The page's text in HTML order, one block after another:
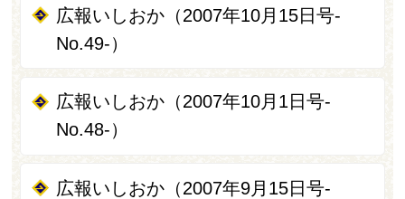
広報いしおか（2007年10月15日号-
No.49-）
広報いしおか（2007年10月1日号-
No.48-）
広報いしおか（2007年9月15日号-